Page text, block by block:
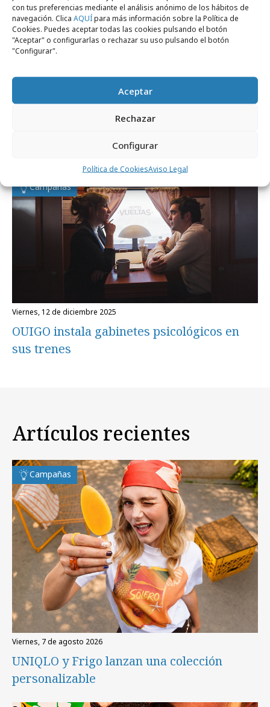
con tus preferencias mediante el análisis anónimo de los hábitos de
navegación. Clica AQUÍpara más información sobre la Política de
Cookies. Puedes aceptar todas las cookies pulsando el botón
"Aceptar" o configurarlas o rechazar su uso pulsando el botón
"Configurar".
Aceptar
Rechazar
Configurar
Política de CookiesAviso Legal
Campañas
viernes, 12 de diciembre 2025
OUIGO instala gabinetes psicológicos en
sus trenes
Artículos recientes
Campañas
viernes, 7 de agosto 2026
UNIQLO y Frigo lanzan una colección
personalizable